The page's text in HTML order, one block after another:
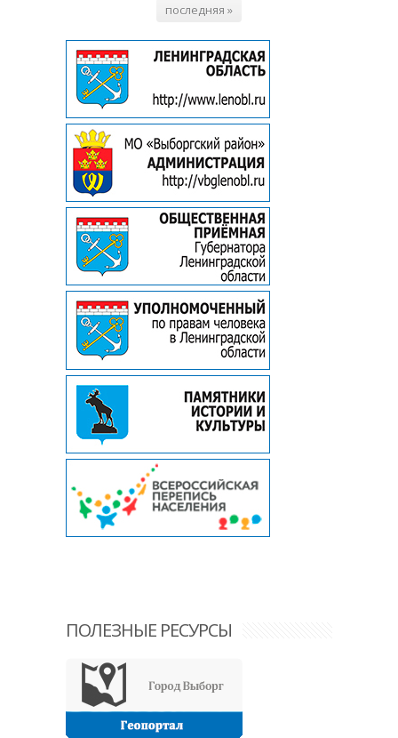
последняя »
ПОЛЕЗНЫЕ РЕСУРСЫ